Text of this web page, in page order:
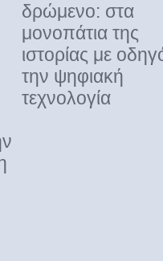
δρώμενο: στα
μονοπάτια της
ιστορίας με
την ψηφιακή
τεχνολογία